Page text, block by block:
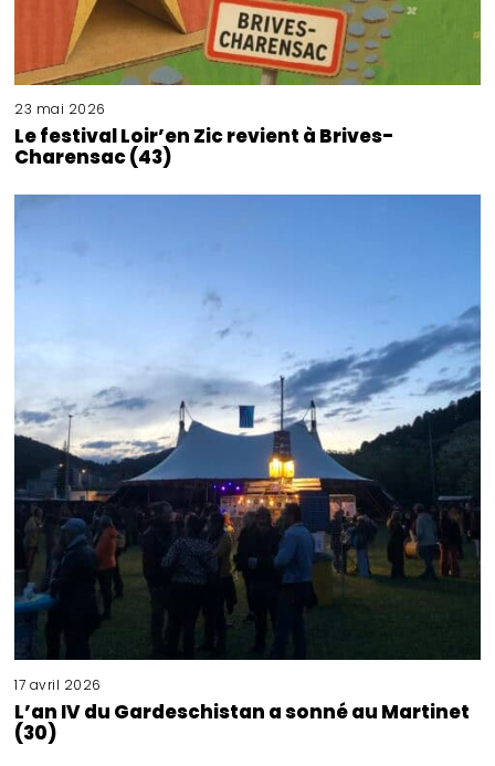
23 mai 2026
Le festival Loir’en Zic revient à Brives-
Charensac (43)
17 avril 2026
L’an IV du Gardeschistan a sonné au Martinet
(30)